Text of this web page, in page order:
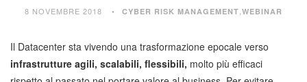
8 NOVEMBRE 2018 CYBER RISK MANAGEMENT WEBINAR
Il Datacenter sta vivendo una trasformazione epocale verso
infrastrutture agili, scalabili, flessibili, molto più efficaci